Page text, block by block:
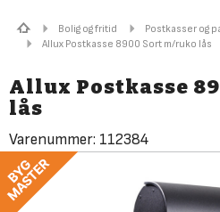
Bolig og fritid Postkasser og
Allux Postkasse 8900 Sort m/ruko lås
Allux Postkasse
lås
Varenummer: 112384